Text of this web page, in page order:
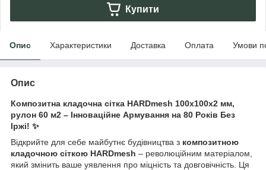
Купити
Опис Характеристики Доставка Оплата Умови
Опис
Композитна кладочна сітка HARDmesh 100х100х2 мм,
рулон 60 м2 – Інноваційне Армування на 80 Років Без
Іржі! ✨
Відкрийте для себе майбутнє будівництва з композитною
кладочною сіткою HARDmesh – революційним матеріалом,
який змінить ваше уявлення про міцність та довговічність. Ця